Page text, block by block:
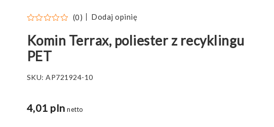
(0) Dodaj opinię
Komin Terrax, poliester z recyklingu
PET
SKU:AP721924-10
4,01 pln netto